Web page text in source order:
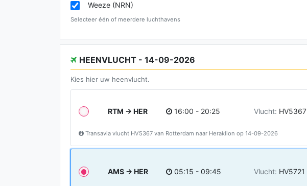
Weeze (NRN)
Selecteer één of meerdere luchthavens
HEENVLUCHT - 14-09-2026
Kies hier uw heenvlucht.
RTM → HER 16:00 - 20:25 Vlucht: HV5367
Transavia vlucht HV5367 van Rotterdam naar Heraklion op 14-09-2026
AMS → HER 05:15 - 09:45 Vlucht: HV5721